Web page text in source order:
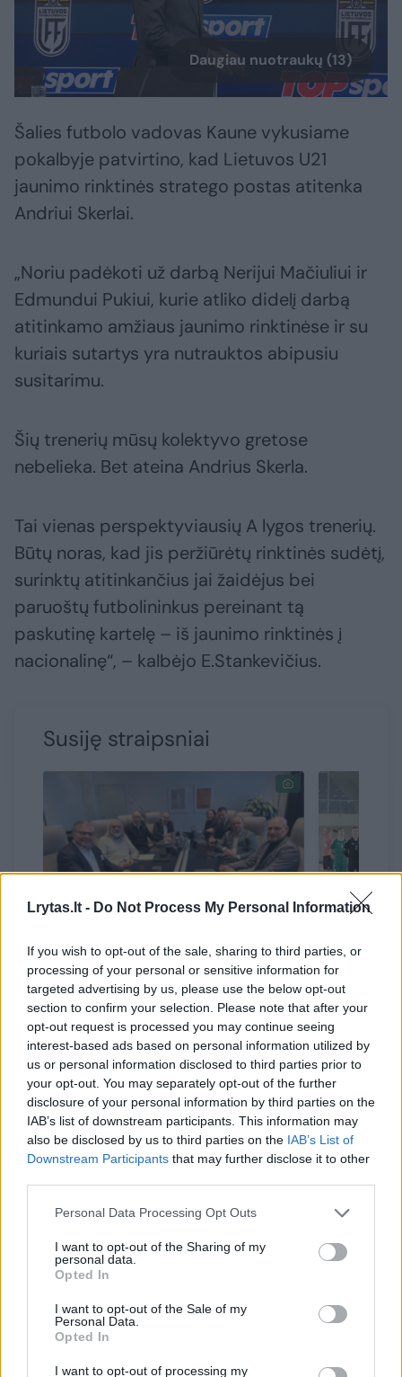
Lrytas.lt - Do Not Process My Personal Information
If you wish to opt-out of the sale, sharing to third parties, or
processing of your personal or sensitive information for
targeted advertising by us, please use the below opt-out
section to confirm your selection. Please note that after your
opt-out request is processed you may continue seeing
interest-based ads based on personal information utilized by
us or personal information disclosed to third parties prior to
your opt-out. You may separately opt-out of the further
disclosure of your personal information by third parties on the
IAB’s list of downstream participants. This information may
also be disclosed by us to third parties on the IAB’s List of
Downstream Participants that may further disclose it to other
Personal Data Processing Opt Outs
I want to opt-out of the Sharing of my
personal data.
Opted In
I want to opt-out of the Sale of my
Personal Data.
Opted In
I want to opt-out of processing my
Daugiau nuotraukų (13)
Šalies futbolo vadovas Kaune vykusiame
pokalbyje patvirtino, kad Lietuvos U21
jaunimo rinktinės stratego postas atitenka
Andriui Skerlai.
„Noriu padėkoti už darbą Nerijui Mačiuliui ir
Edmundui Pukiui, kurie atliko didelį darbą
atitinkamo amžiaus jaunimo rinktinėse ir su
kuriais sutartys yra nutrauktos abipusiu
susitarimu.
Šių trenerių mūsų kolektyvo gretose
nebelieka. Bet ateina Andrius Skerla.
Tai vienas perspektyviausių A lygos trenerių.
Būtų noras, kad jis peržiūrėtų rinktinės sudėtį,
surinktų atitinkančius jai žaidėjus bei
paruoštų futbolininkus pereinant tą
paskutinę kartelę – iš jaunimo rinktinės į
nacionalinę“, – kalbėjo E.Stankevičius.
Susiję straipsniai
Helsinkyje surengtas Šiaurės
ir Baltijos futbolo federacijų
vadovų susitikimas
Jau
futbolo
Taip pat buvo paskelbta, kad U16 rinktinei
dabar vadovaus Rokas Garastas, kuri
čempionato kovų, mat šios pirmenybės
„Rokui patikėta jaunimo rinktinė, kuri
dalyvaus po dviejų metų vyksiančiame U17
Europos čempionate Lietuvoje.